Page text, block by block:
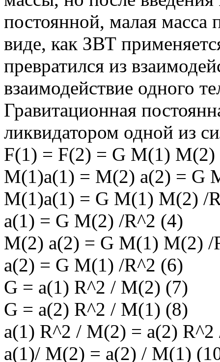
постоянной, малая масса
виде, как ЗВТ
превратился из
взаимодействие одного
Гравитационная
ликвидатором одной из
F(1) = F(2) = G M(1) M(2)
M(1)a(1) = M(2) a(2) = G
M(1)a(1) = G M(1) M(2) /
a(1) = G M(2) /R^2 (4)
M(2) a(2) = G M(1) M(2) /
a(2) = G M(1) /R^2 (6)
G = a(1) R^2 / M(2) (7)
G = a(2) R^2 / M(1) (8)
a(1) R^2 / M(2) = a(2)
a(1)/ M(2) = a(2) / M(1)